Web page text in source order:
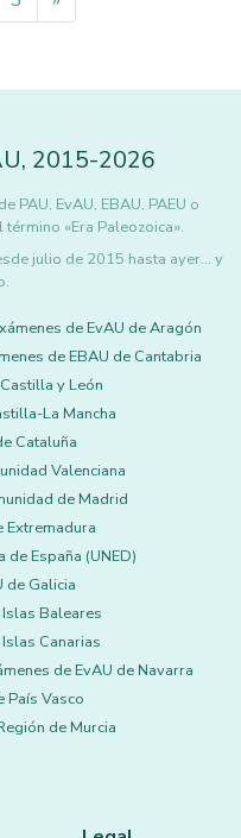
, 2015-2026
PAU, EvAU, EBAU, PAEU o
«Era Paleozoica».
julio de 2015 hasta ayer... y
de EvAU de Aragón
de EBAU de Cantabria
y León
La Mancha
Cataluña
Valenciana
de Madrid
Extremadura
de España (UNED)
de Galicia
Baleares
Canarias
de EvAU de Navarra
País Vasco
de Murcia